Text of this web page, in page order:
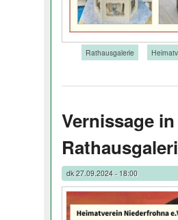
Rathausgalerie
Vernissage
dk27.09.2024 - 18:00